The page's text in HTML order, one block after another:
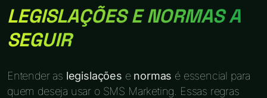
LEGISLAÇÕES E NORMAS A
SEGUIR
Entender as legislações e normas é essencial para
quem deseja usar o SMS Marketing. Essas regras